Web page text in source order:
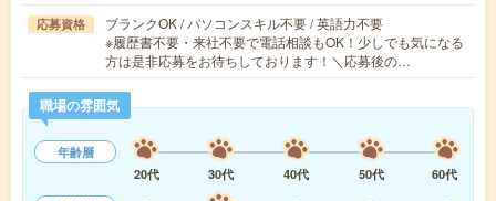
応募資格
ブランクOK / パソコンスキル不要 / 英語力不要
※履歴書不要・来社不要で電話相談もOK！少しでも気になる
方は是非応募をお待ちしております！＼応募後の…
職場の雰囲気
年齢層
20代
30代 40代 50代
60代